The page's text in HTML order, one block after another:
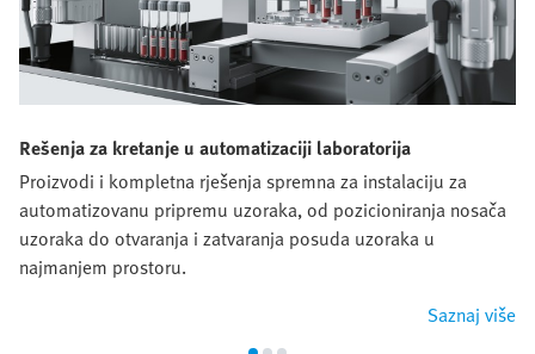
Rešenja za kretanje u automatizaciji laboratorija
Proizvodi i kompletna rješenja spremna za instalaciju za
automatizovanu pripremu uzoraka, od pozicioniranja nosača
uzoraka do otvaranja i zatvaranja posuda uzoraka u
najmanjem prostoru.
Saznaj više